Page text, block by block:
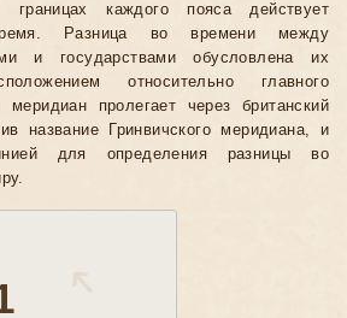
каждого пояса действует
Разница во времени между
и государствами обусловлена их
относительно главного
пролегает через британский
название Гринвичского меридиана, и
для определения разницы во